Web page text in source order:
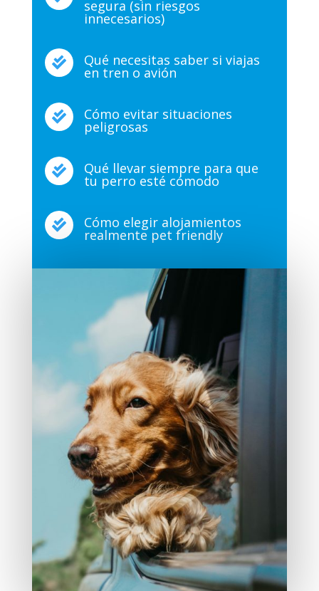
segura (sin riesgos
innecesarios)
 Qué necesitas saber si viajas
en tren o avión
 Cómo evitar situaciones
peligrosas
 Qué llevar siempre para que
tu perro esté cómodo
 Cómo elegir alojamientos
realmente pet friendly